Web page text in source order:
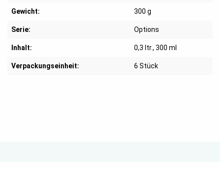
Gewicht: 300 g
Serie: Options
Inhalt: 0,3 ltr., 300 ml
Verpackungseinheit: 6 Stück